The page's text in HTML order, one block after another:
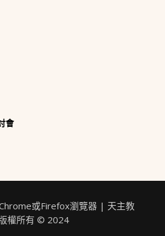
會
或Firefox瀏覽器 | 天主教
權所有 © 2024